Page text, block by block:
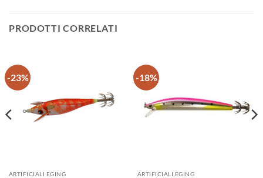
PRODOTTI CORRELATI
-23%
ARTIFICIALI EGING
-18%
ARTIFICIALI EGING